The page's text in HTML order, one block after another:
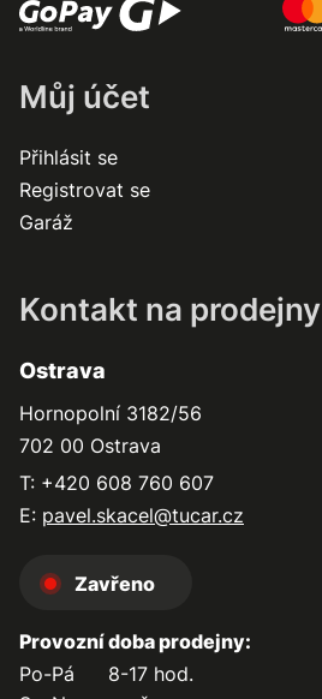
Můj účet
Přihlásit se
Registrovat se
Garáž
Kontakt na prodejny
Ostrava
Hornopolní 3182/56
702 00 Ostrava
T: +420 608 760 607
E: pavel.skacel@tucar.cz
Zavřeno
Provozní doba prodejny:
Po-Pá
8-17 hod.